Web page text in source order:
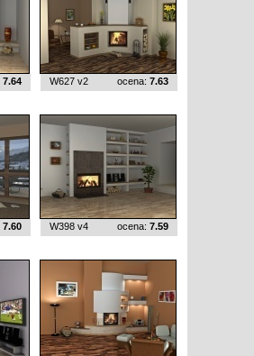
7.64 W627 v2 ocena: 7.63
7.60 W398 v4 ocena: 7.59